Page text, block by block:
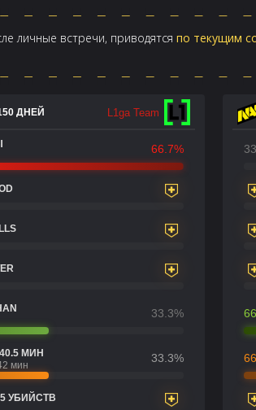
личные встречи, приводятся по текущим
ДНЕЙ L1ga Team
66.7%
33.3%
МИН
мин
33.3%
УБИЙСТВ